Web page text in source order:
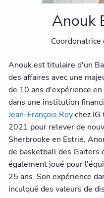
Anouk
Anouk est titulaire d'un
des affaires avec une
de 10 ans d'expérience
dans une institution
Jean-François Roychez
2021 pour relever de
Sherbrooke en Estrie,
de basketball des
également joué pour
25 ans. Son expérience
inculqué des valeurs de